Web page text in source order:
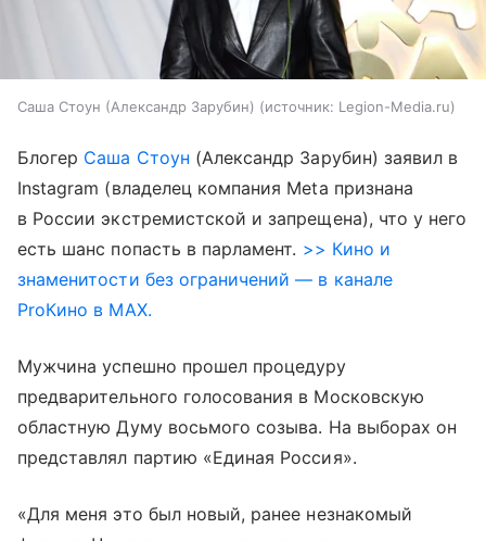
Саша Стоун (Александр Зарубин) источник: Legion-Media.ru
Блогер Саша Стоун (Александр Зарубин) заявил в
Instagram (владелец компания Meta признана
в России экстремистской и запрещена), что у него
есть шанс попасть в парламент. >> Кино и
знаменитости без ограничений — в канале
ProКино в MAX.
Мужчина успешно прошел процедуру
предварительного голосования в Московскую
областную Думу восьмого созыва. На выборах он
представлял партию «Единая Россия».
«Для меня это был новый, ранее незнакомый